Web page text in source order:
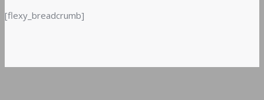
[flexy_breadcrumb]